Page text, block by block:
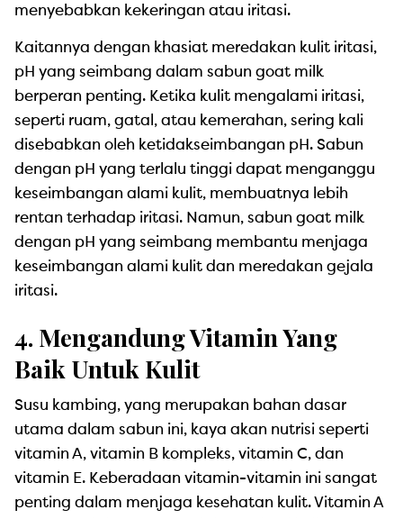
menyebabkan kekeringan atau iritasi.
Kaitannya dengan khasiat meredakan kulit iritasi,
pH yang seimbang dalam sabun goat milk
berperan penting. Ketika kulit mengalami iritasi,
seperti ruam, gatal, atau kemerahan, sering kali
disebabkan oleh ketidakseimbangan pH. Sabun
dengan pH yang terlalu tinggi dapat menganggu
keseimbangan alami kulit, membuatnya lebih
rentan terhadap iritasi. Namun, sabun goat milk
dengan pH yang seimbang membantu menjaga
keseimbangan alami kulit dan meredakan gejala
iritasi.
4. Mengandung Vitamin Yang
Baik Untuk Kulit
Susu kambing, yang merupakan bahan dasar
utama dalam sabun ini, kaya akan nutrisi seperti
vitamin A, vitamin B kompleks, vitamin C, dan
vitamin E. Keberadaan vitamin-vitamin ini sangat
penting dalam menjaga kesehatan kulit. Vitamin A